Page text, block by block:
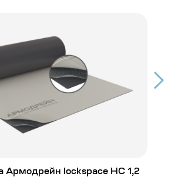
lockspace HC 1,2